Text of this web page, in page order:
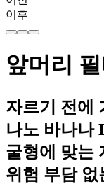
이후
앞머리
자르기 전에
나노 바나나
굴형에 맞는
위험 부담 없